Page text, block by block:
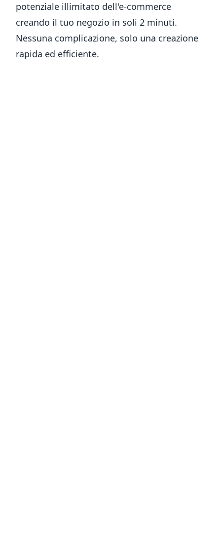
potenziale illimitato dell'e-commerce
creando il tuo negozio in soli 2 minuti.
Nessuna complicazione, solo una creazione
rapida ed efficiente.